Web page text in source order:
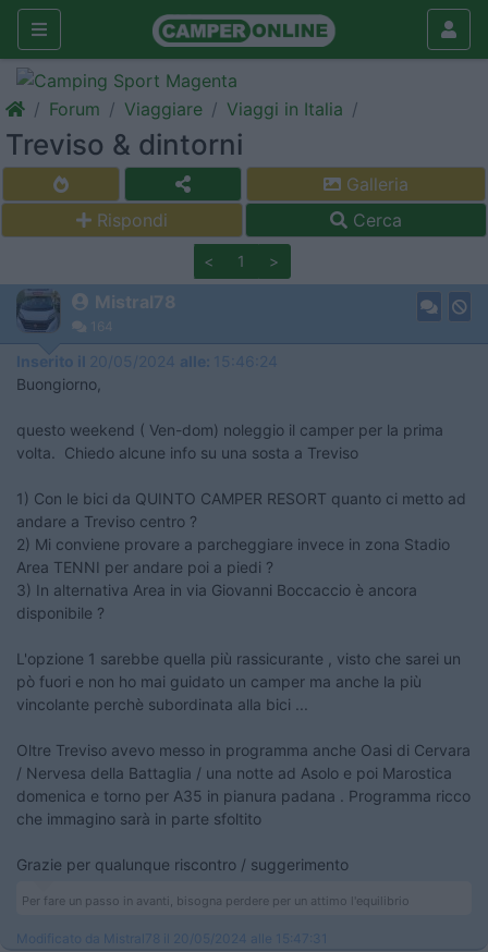
Forum Viaggiare Viaggi in Italia
Treviso & dintorni
Galleria
Rispondi
Cerca
< 1 >
Mistral78
164
Inserito il 20/05/2024 alle: 15:46:24
Buongiorno,
questo weekend ( Ven-dom) noleggio il camper per la prima
volta. Chiedo alcune info su una sosta a Treviso
1) Con le bici da QUINTO CAMPER RESORT quanto ci metto ad
andare a Treviso centro ?
2) Mi conviene provare a parcheggiare invece in zona Stadio
Area TENNI per andare poi a piedi ?
3) In alternativa Area in via Giovanni Boccaccio è ancora
disponibile ?
L'opzione 1 sarebbe quella più rassicurante , visto che sarei un
pò fuori e non ho mai guidato un camper ma anche la più
vincolante perchè subordinata alla bici ...
Oltre Treviso avevo messo in programma anche Oasi di Cervara
/ Nervesa della Battaglia / una notte ad Asolo e poi Marostica
domenica e torno per A35 in pianura padana . Programma ricco
che immagino sarà in parte sfoltito
Grazie per qualunque riscontro / suggerimento
Per fare un passo in avanti, bisogna perdere per un attimo l'equilibrio
Modificato da Mistral78 il 20/05/2024 alle 15:47:31